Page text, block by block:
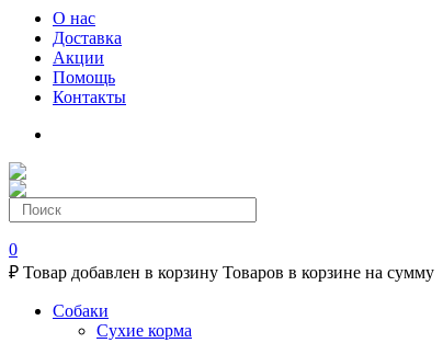
О нас
Доставка
Акции
Помощь
Контакты
0
₽ Товар добавлен в корзину Товаров в корзине на сумму
Собаки
Сухие корма